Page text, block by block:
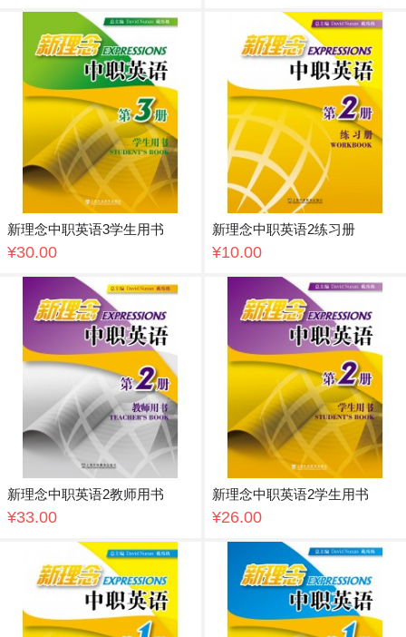
新理念中职英语3学生用书
¥30.00
新理念中职英语2练习册
¥10.00
新理念中职英语2教师用书
¥33.00
新理念中职英语2学生用书
¥26.00